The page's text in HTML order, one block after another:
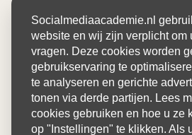
Socialmediaacademie.nl
website en wij zijn verplicht om
vragen. Deze cookies worden
gebruikservaring te
te analyseren en gerichte
tonen via derde partijen. Lees
cookies gebruiken en hoe u ze
op "Instellingen" te klikken. Als